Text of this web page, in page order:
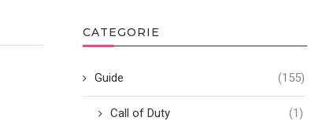
CATEGORIE
Guide (155)
Call of Duty (1)